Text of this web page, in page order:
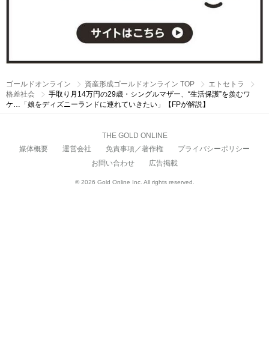
ゴールドオンライン 資産形成ゴールドオンライン TOP
エトセトラ
格差社会
手取り月14万円の29歳・シングルマザー、“生活保護”を羨むワ
ケ…「娘をディズニーランドに連れていきたい」【FPが解説】
THE GOLD ONLINE
媒体概要
運営会社 免責事項／著作権
プライバシーポリシー
お問い合わせ
広告掲載
© 2026 Gold Online Inc. All rights reserved.